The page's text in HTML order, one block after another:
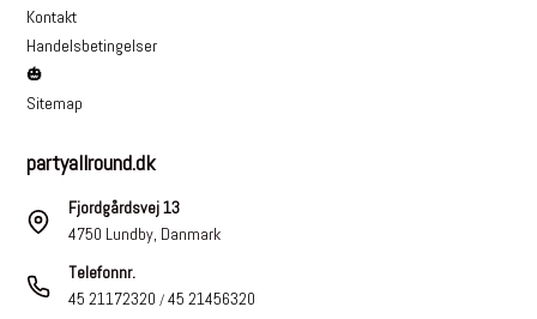
Kontakt
Handelsbetingelser
🎃
Sitemap
partyallround.dk
Fjordgårdsvej 13
4750 Lundby, Danmark
Telefonnr.
45 21172320 /45 21456320